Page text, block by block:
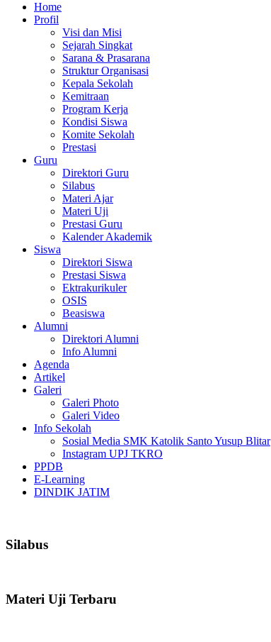
Home
Profil
Visi dan Misi
Sejarah Singkat
Sarana & Prasarana
Struktur Organisasi
Kepala Sekolah
Kemitraan
Program Kerja
Kondisi Siswa
Komite Sekolah
Prestasi
Guru
Direktori Guru
Silabus
Materi Ajar
Materi Uji
Prestasi Guru
Kalender Akademik
Siswa
Direktori Siswa
Prestasi Siswa
Ektrakurikuler
OSIS
Beasiswa
Alumni
Direktori Alumni
Info Alumni
Agenda
Artikel
Galeri
Galeri Photo
Galeri Video
Info Sekolah
Sosial Media SMK Katolik Santo Yusup Blitar
Instagram UPJ TKRO
PPDB
E-Learning
DINDIK JATIM
Silabus
Materi Uji Terbaru